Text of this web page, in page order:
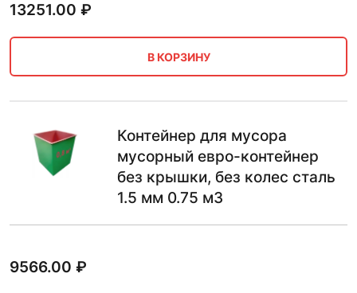
13251.00 ₽
В КОРЗИНУ
Контейнер для мусора
мусорный евро-контейнер
без крышки, без колес сталь
1.5 мм 0.75 м3
9566.00 ₽